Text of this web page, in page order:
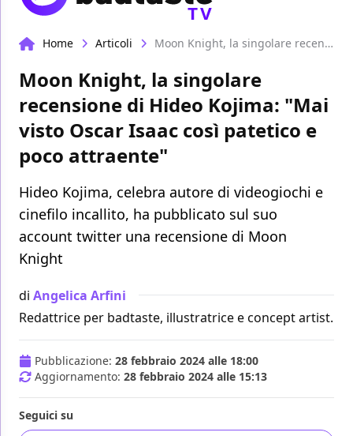
TV
Home Articoli Moon Knight, la singolare recensione di Hideo Kojima: "Mai visto Oscar Isaac così patetico e poco attraente"
Moon Knight, la singolare
recensione di Hideo Kojima: "Mai
visto Oscar Isaac così patetico e
poco attraente"
Hideo Kojima, celebra autore di videogiochi e
cinefilo incallito, ha pubblicato sul suo
account twitter una recensione di Moon
Knight
di Angelica Arfini
Redattrice per badtaste, illustratrice e concept artist.
Pubblicazione: 28 febbraio 2024 alle 18:00
Aggiornamento: 28 febbraio 2024 alle 15:13
Seguici su